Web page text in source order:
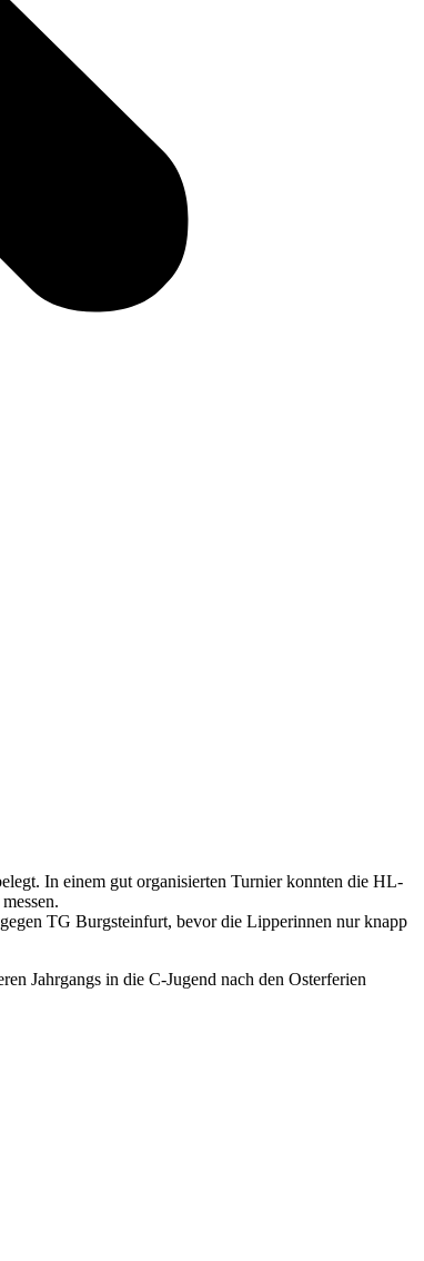
In einem gut organisierten Turnier konnten die HL-
TG Burgsteinfurt, bevor die Lipperinnen nur knapp
Jahrgangs in die C-Jugend nach den Osterferien